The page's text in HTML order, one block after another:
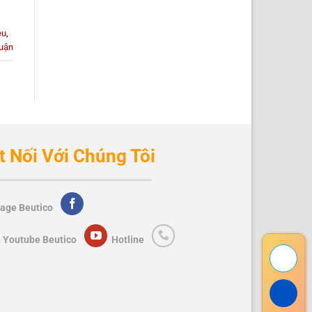
,
Nối Với Chúng Tôi
Beutico
Youtube Beutico Hotline